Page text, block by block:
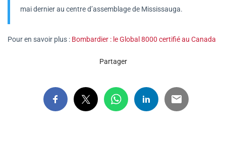
mai dernier au centre d’assemblage de Mississauga.
Pour en savoir plus : Bombardier : le Global 8000 certifié au Canada
Partager